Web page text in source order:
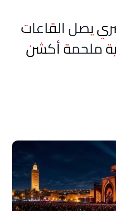
يصل القاعات
ملحمة أكشن